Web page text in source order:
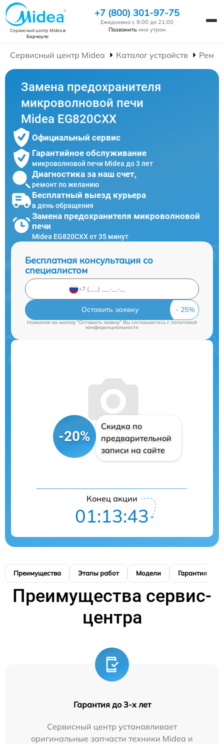
Сервисный центр Mideaв
Барнауле
+7 (800) 301-97-75
Ежедневно с 9:00 до 21:00
Позвонить мне утром
Сервисный центр Midea Каталог устройств
Замена предохранителя
микроволновой печи
Midea EG820CXX
Официальный сервис
Гарантийное обслуживание
микроволновой печи Midea до 3 лет
Диагностика за наш счет,
ремонт по желанию
Бесплатный выезд курьера
в день обращения
Замена предохранителя микроволновой
печи
Midea EG820CXX от 35 минут
Бесплатная консультация со
специалистом
Оставить заявку
Нажимая на кнопку "Оставить заявку" Вы соглашаетесь cполитикой
конфиденциальности
-20%
Скидка по
предварительной
записи на сайте
Конец акции
01:13:42
Преимущества Этапы работ Модели Гарантия
Преимущества сервис-
центра
Гарантия до 3-х лет
Сервисный центр устанавливает
оригинальные запчасти техники Midea и